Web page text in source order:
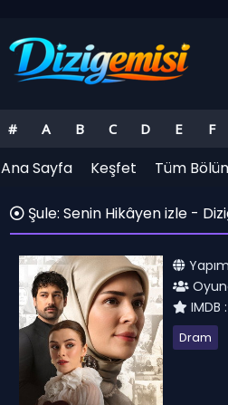
# A B C D E F
Ana Sayfa Keşfet Tüm
Şule: Senin Hikâyen izle -
Yapım
IMDB :
Dram